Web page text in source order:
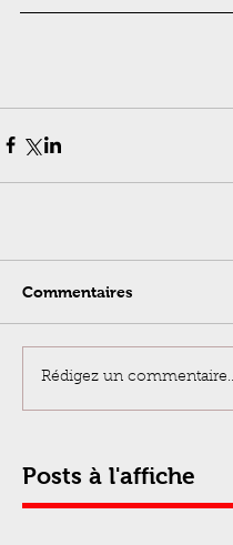
Commentaires
Rédigez un
Posts à l'affiche